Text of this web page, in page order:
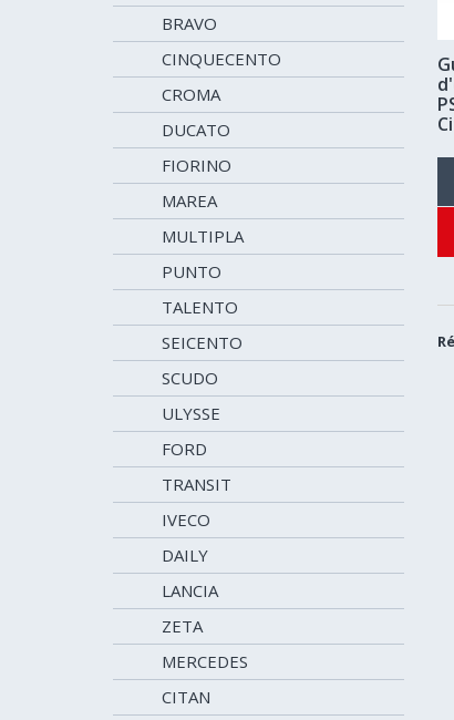
BRAVO
CINQUECENTO
CROMA
DUCATO
FIORINO
MAREA
MULTIPLA
PUNTO
TALENTO
SEICENTO
SCUDO
ULYSSE
FORD
TRANSIT
IVECO
DAILY
LANCIA
ZETA
MERCEDES
CITAN